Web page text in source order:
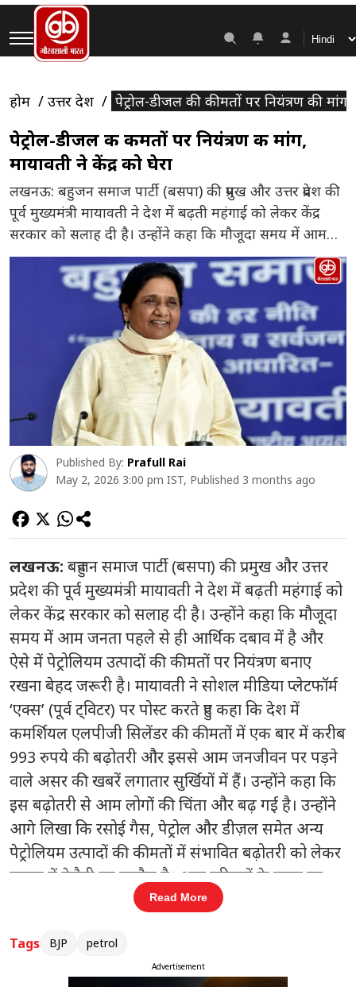
होम उत्तर प्रदेश पेट्रोल-डीजल की कीमतों पर नियंत्रण की मांग,
पेट्रोल-डीजल की कीमतों पर नियंत्रण की मांग,
मायावती ने केंद्र को घेरा
लखनऊ: बहुजन समाज पार्टी (बसपा) की प्रमुख और उत्तर प्रदेश की
पूर्व मुख्यमंत्री मायावती ने देश में बढ़ती महंगाई को लेकर केंद्र
सरकार को सलाह दी है। उन्होंने कहा कि मौजूदा समय में आम
जनता पहले से ही आर्थिक दबाव में है और ऐसे में पेट्रोलियम
उत्पादों की कीमतों पर नियंत्रण बनाए रखना बेहद जरूरी […]
Published By: Prafull Rai
May 2, 2026 3:00 pm IST, Published 3 months ago
लखनऊ: बहुजन समाज पार्टी (बसपा) की प्रमुख और उत्तर
प्रदेश की पूर्व मुख्यमंत्री मायावती ने देश में बढ़ती महंगाई को
लेकर केंद्र सरकार को सलाह दी है। उन्होंने कहा कि मौजूदा
समय में आम जनता पहले से ही आर्थिक दबाव में है और
ऐसे में पेट्रोलियम उत्पादों की कीमतों पर नियंत्रण बनाए
रखना बेहद जरूरी है। मायावती ने सोशल मीडिया प्लेटफॉर्म
‘एक्स’ (पूर्व ट्विटर) पर पोस्ट करते हुए कहा कि देश में
कमर्शियल एलपीजी सिलेंडर की कीमतों में एक बार में करीब
993 रुपये की बढ़ोतरी और इससे आम जनजीवन पर पड़ने
वाले असर की खबरें लगातार सुर्खियों में हैं। उन्होंने कहा कि
इस बढ़ोतरी से आम लोगों की चिंता और बढ़ गई है। उन्होंने
आगे लिखा कि रसोई गैस, पेट्रोल और डीज़ल समेत अन्य
पेट्रोलियम उत्पादों की कीमतों में संभावित बढ़ोतरी को लेकर
जनता में बेचैनी का माहौल है। आम परिवारों के बजट पर
इसका सीधा असर पड़ता है, जिससे जीवन-यापन और
बसपा प्रमुख ने यह भी कहा कि चाहे अंतरराष्ट्रीय
Read More
Tags BJP petrol
Advertisement